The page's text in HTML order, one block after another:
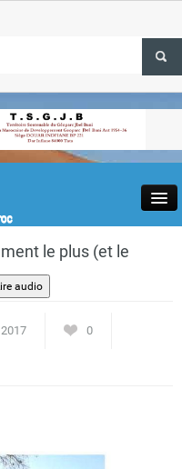
inondations
a Dakhla et
Tata
les vols Paris-
le plus (et le
0